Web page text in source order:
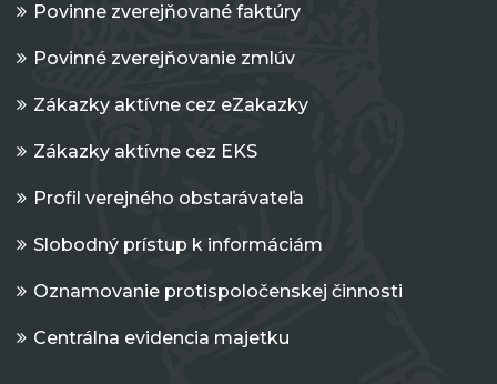
Povinne zverejňované faktúry
Povinné zverejňovanie zmlúv
Zákazky aktívne cez eZakazky
Zákazky aktívne cez EKS
Profil verejného obstarávateľa
Slobodný prístup k informáciám
Oznamovanie protispoločenskej činnosti
Centrálna evidencia majetku